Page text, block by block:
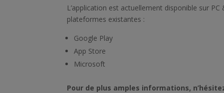
L’application est actuellement disponible sur
plateformes existantes :
Google Play
App Store
Microsoft
Pour de plus amples informations,